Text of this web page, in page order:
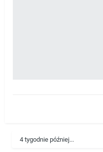
4 tygodnie później...